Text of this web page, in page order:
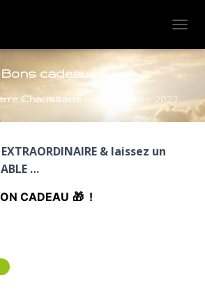
Bons cadeaux
Chaussade on 15 octobre 2023
& laissez un
…
CADEAU 🎁 !